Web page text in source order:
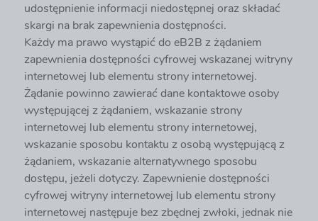
udostępnienie informacji niedostępnej oraz składać
skargi na brak zapewnienia dostępności.
Każdy ma prawo wystąpić do eB2B z żądaniem
zapewnienia dostępności cyfrowej wskazanej witryny
internetowej lub elementu strony internetowej.
Żądanie powinno zawierać dane kontaktowe osoby
występującej z żądaniem, wskazanie strony
internetowej lub elementu strony internetowej,
wskazanie sposobu kontaktu z osobą występującą z
żądaniem, wskazanie alternatywnego sposobu
dostępu, jeżeli dotyczy. Zapewnienie dostępności
cyfrowej witryny internetowej lub elementu strony
internetowej następuje bez zbędnej zwłoki, jednak nie